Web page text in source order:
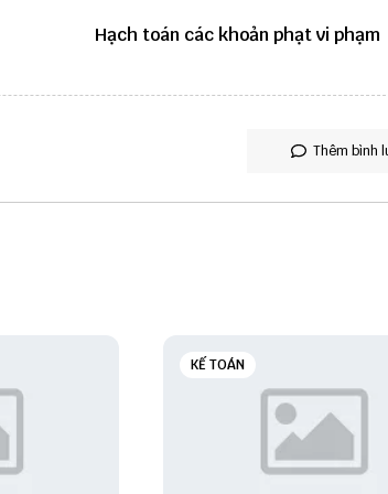
Hạch toán các khoản phạt vi phạm
Thêm bình
KẾ TOÁN